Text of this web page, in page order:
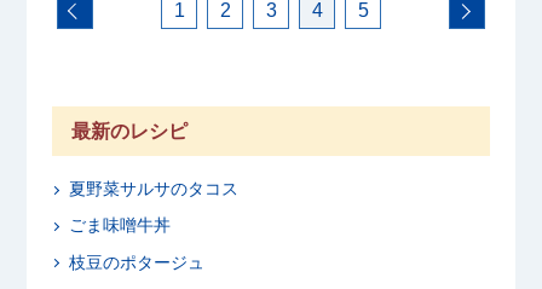
1 2 3 4 5
最新のレシピ
夏野菜サルサのタコス
ごま味噌牛丼
枝豆のポタージュ